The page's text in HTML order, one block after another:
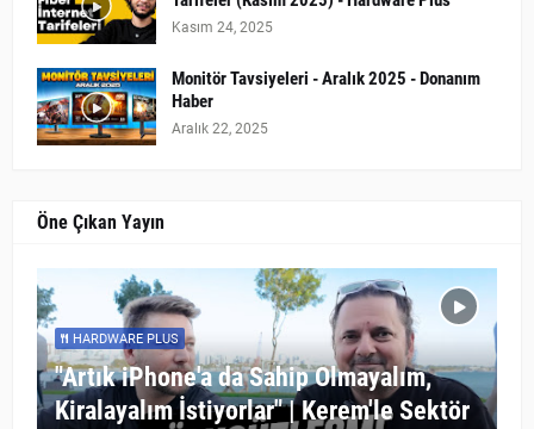
Kasım 24, 2025
Monitör Tavsiyeleri - Aralık 2025 - Donanım
Haber
Aralık 22, 2025
Öne Çıkan Yayın
HARDWARE PLUS
"Artık iPhone'a da Sahip Olmayalım,
Kiralayalım İstiyorlar" | Kerem'le Sektör